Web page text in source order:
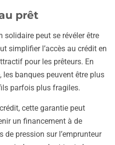
prêt
solidaire peut se révéler être
simplifier l’accès au crédit en
pour les prêteurs. En
les banques peuvent être plus
parfois plus fragiles.
cette garantie peut
un financement à de
pression sur l’emprunteur